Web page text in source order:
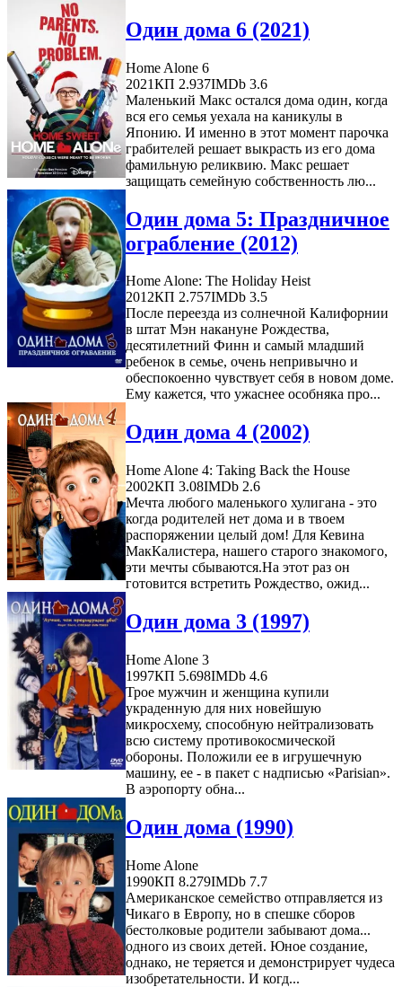
Один дома 6 (2021)
Home Alone 6
2021КП 2.937IMDb 3.6
Маленький Макс остался дома один, когда
вся его семья уехала на каникулы в
Японию. И именно в этот момент парочка
грабителей решает выкрасть из его дома
фамильную реликвию. Макс решает
защищать семейную собственность лю...
Один дома 5: Праздничное
ограбление (2012)
Home Alone: The Holiday Heist
2012КП 2.757IMDb 3.5
После переезда из солнечной Калифорнии
в штат Мэн накануне Рождества,
десятилетний Финн и самый младший
ребенок в семье, очень непривычно и
обеспокоенно чувствует себя в новом доме.
Ему кажется, что ужаснее особняка про...
Один дома 4 (2002)
Home Alone 4: Taking Back the House
2002КП 3.08IMDb 2.6
Мечта любого маленького хулигана - это
когда родителей нет дома и в твоем
распоряжении целый дом! Для Кевина
МакКалистера, нашего старого знакомого,
эти мечты сбываются.На этот раз он
готовится встретить Рождество, ожид...
Один дома 3 (1997)
Home Alone 3
1997КП 5.698IMDb 4.6
Трое мужчин и женщина купили
украденную для них новейшую
микросхему, способную нейтрализовать
всю систему противокосмической
обороны. Положили ее в игрушечную
машину, ее - в пакет с надписью «Parisian».
В аэропорту обна...
Один дома (1990)
Home Alone
1990КП 8.279IMDb 7.7
Американское семейство отправляется из
Чикаго в Европу, но в спешке сборов
бестолковые родители забывают дома...
одного из своих детей. Юное создание,
однако, не теряется и демонстрирует чудеса
изобретательности. И когд...